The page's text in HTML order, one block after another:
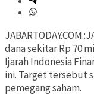
dana sekitar Rp 70
Ijarah Indonesia
ini. Target tersebut
pemegang saham.